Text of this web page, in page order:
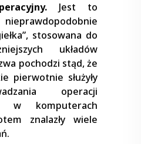
Jest to
stosowana do
układów
pochodzi stąd, że
pierwotnie służyły
operacji
w komputerach
znalazły wiele